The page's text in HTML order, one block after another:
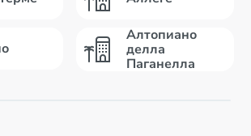
Алтопиано
делла
Паганелла